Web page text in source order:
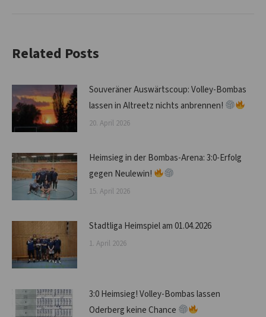
Related Posts
Souveräner Auswärtscoup: Volley-Bombas
lassen in Altreetz nichts anbrennen!
20. April 2026
Heimsieg in der Bombas-Arena: 3:0-Erfolg
gegen Neulewin!
15. April 2026
Stadtliga Heimspiel am 01.04.2026
1. April 2026
3:0 Heimsieg! Volley-Bombas lassen
Oderberg keine Chance